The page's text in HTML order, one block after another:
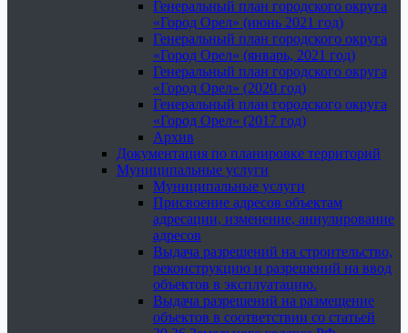
Генеральный план городского округа
«Город Орел» (июнь 2021 год)
Генеральный план городского округа
«Город Орел» (январь, 2021 год)
Генеральный план городского округа
«Город Орел» (2020 год)
Генеральный план городского округа
«Город Орел» (2017 год)
Архив
Документация по планировке территорий
Муниципальные услуги
Муниципальные услуги
Присвоение адресов объектам
адресации, изменение, аннулирование
адресов
Выдача разрешений на строительство,
реконструкцию и разрешений на ввод
объектов в эксплуатацию.
Выдача разрешений на размещение
объектов в соответствии со статьей